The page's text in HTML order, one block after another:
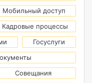
Мобильный доступ
Кадровые процессы
Госуслуги
Совещания